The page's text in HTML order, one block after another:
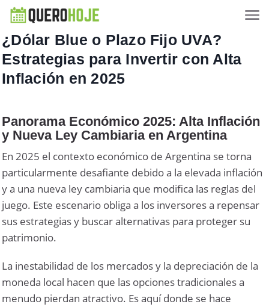
¿Dólar Blue o Plazo Fijo UVA?
Estrategias para Invertir con Alta
Inflación en 2025
Panorama Económico 2025: Alta Inflación
y Nueva Ley Cambiaria en Argentina
En 2025 el contexto económico de Argentina se torna
particularmente desafiante debido a la elevada inflación
y a una nueva ley cambiaria que modifica las reglas del
juego. Este escenario obliga a los inversores a repensar
sus estrategias y buscar alternativas para proteger su
patrimonio.
La inestabilidad de los mercados y la depreciación de la
moneda local hacen que las opciones tradicionales a
menudo pierdan atractivo. Es aquí donde se hace